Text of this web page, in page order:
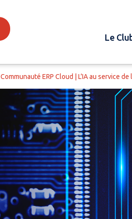
Le
Communauté ERP Cloud | L’IA au service